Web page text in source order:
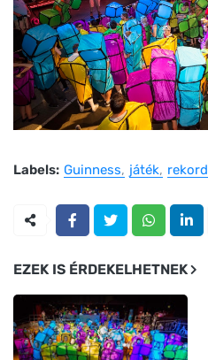
Labels: Guinness játék rekord
EZEK IS ÉRDEKELHETNEK